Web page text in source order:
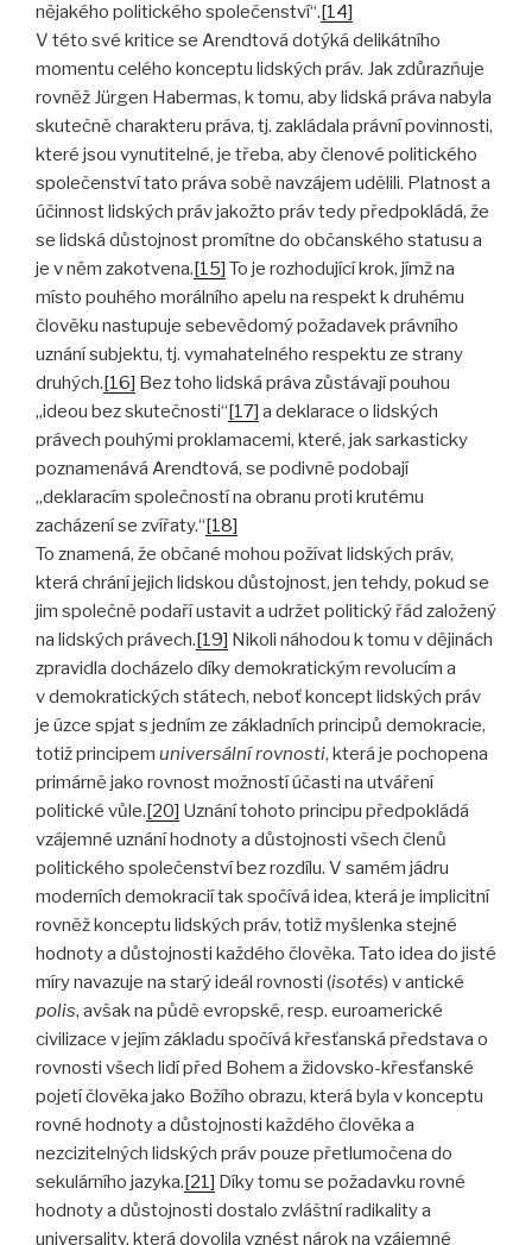
nějakého politického společenství“.[14]
V této své kritice se Arendtová dotýká delikátního
momentu celého konceptu lidských práv. Jak zdůrazňuje
rovněž Jürgen Habermas, k tomu, aby lidská práva nabyla
skutečně charakteru práva, tj. zakládala právní povinnosti,
které jsou vynutitelné, je třeba, aby členové politického
společenství tato práva sobě navzájem udělili. Platnost a
účinnost lidských práv jakožto práv tedy předpokládá, že
se lidská důstojnost promítne do občanského statusu a
je v něm zakotvena.[15] To je rozhodující krok, jímž na
místo pouhého morálního apelu na respekt k druhému
člověku nastupuje sebevědomý požadavek právního
uznání subjektu, tj. vymahatelného respektu ze strany
druhých.[16] Bez toho lidská práva zůstávají pouhou
„ideou bez skutečnosti“[17] a deklarace o lidských
právech pouhými proklamacemi, které, jak sarkasticky
poznamenává Arendtová, se podivně podobají
„deklaracím společností na obranu proti krutému
zacházení se zvířaty.“[18]
To znamená, že občané mohou požívat lidských práv,
která chrání jejich lidskou důstojnost, jen tehdy, pokud se
jim společně podaří ustavit a udržet politický řád založený
na lidských právech.[19] Nikoli náhodou k tomu v dějinách
zpravidla docházelo díky demokratickým revolucím a
v demokratických státech, neboť koncept lidských práv
je úzce spjat s jedním ze základních principů demokracie,
totiž principem universální rovnosti, která je pochopena
primárně jako rovnost možností účasti na utváření
politické vůle.[20] Uznání tohoto principu předpokládá
vzájemné uznání hodnoty a důstojnosti všech členů
politického společenství bez rozdílu. V samém jádru
moderních demokracií tak spočívá idea, která je implicitní
rovněž konceptu lidských práv, totiž myšlenka stejné
hodnoty a důstojnosti každého člověka. Tato idea do jisté
míry navazuje na starý ideál rovnosti (isotés) v antické
polis, avšak na půdě evropské, resp. euroamerické
civilizace v jejím základu spočívá křesťanská představa o
rovnosti všech lidí před Bohem a židovsko-křesťanské
pojetí člověka jako Božího obrazu, která byla v konceptu
rovné hodnoty a důstojnosti každého člověka a
nezcizitelných lidských práv pouze přetlumočena do
sekulárního jazyka.[21] Díky tomu se požadavku rovné
hodnoty a důstojnosti dostalo zvláštní radikality a
universality, která dovolila vznést nárok na vzájemné